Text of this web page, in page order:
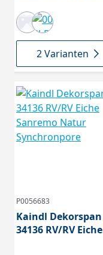
2 Varianten
P0056683
Kaindl Dekorspan
34136 RV/RV Eiche